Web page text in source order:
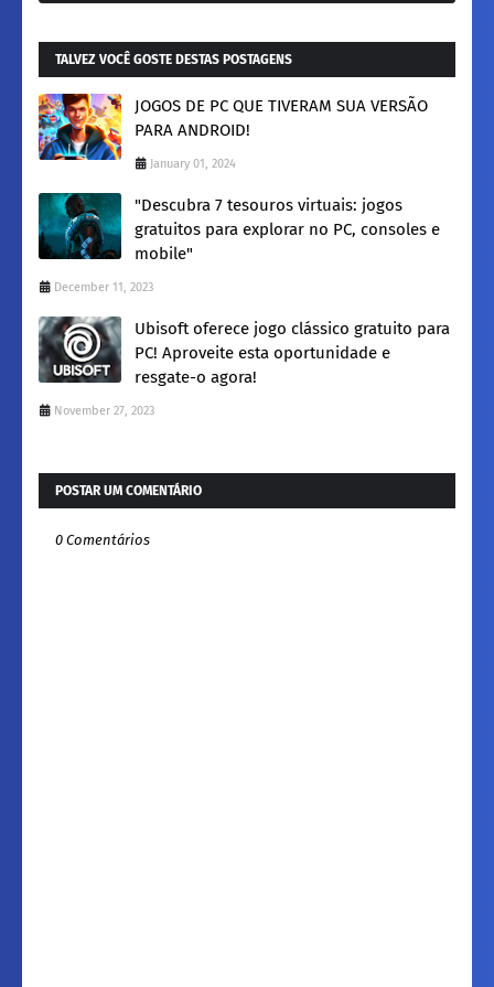
TALVEZ VOCÊ GOSTE DESTAS POSTAGENS
JOGOS DE PC QUE TIVERAM SUA VERSÃO
PARA ANDROID!
January 01, 2024
"Descubra 7 tesouros virtuais: jogos
gratuitos para explorar no PC, consoles e
mobile"
December 11, 2023
Ubisoft oferece jogo clássico gratuito para
PC! Aproveite esta oportunidade e
resgate-o agora!
November 27, 2023
POSTAR UM COMENTÁRIO
0 Comentários